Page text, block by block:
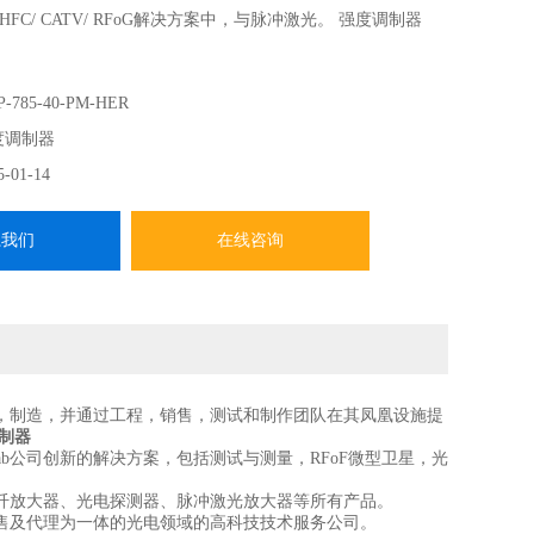
CATV/ RFoG解决方案中，与脉冲激光。 强度调制器
785-40-PM-HER
调制器
01-14
们 在线咨询
造，并通过工程，销售，测试和制作团队在其凤凰设施提
器
司创新的解决方案，包括测试与测量，RFoF微型卫星，光
大器、光电探测器、脉冲激光放大器等所有产品。
代理为一体的光电领域的高科技技术服务公司。